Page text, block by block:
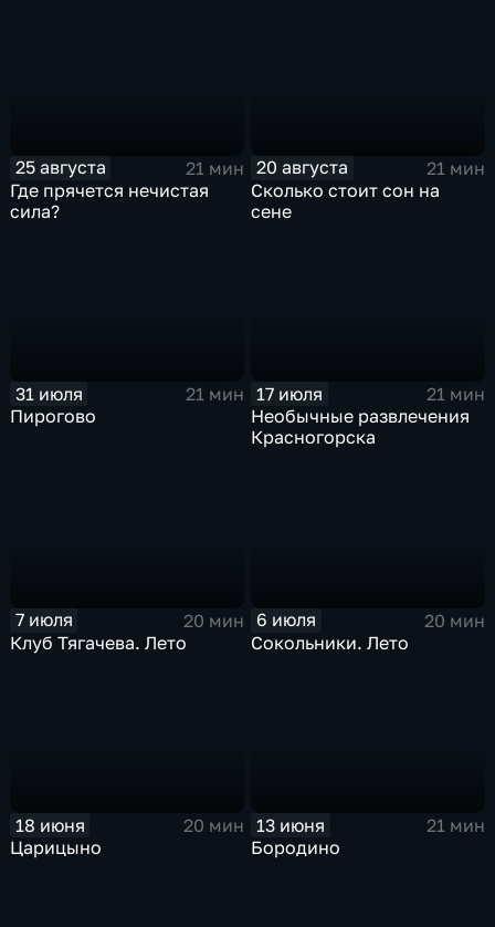
25 августа
21 мин
Где прячется нечистая
сила?
20 августа
21 мин
Сколько стоит сон на
сене
31 июля
21 мин
Пирогово
17 июля
21 мин
Необычные развлечения
Красногорска
7 июля
20 мин
Клуб Тягачева. Лето
6 июля
20 мин
Сокольники. Лето
18 июня
20 мин
Царицыно
13 июня
21 мин
Бородино